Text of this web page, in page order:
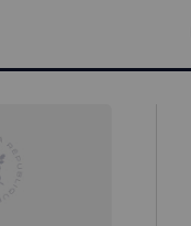
de la Langue,
que l’Etat